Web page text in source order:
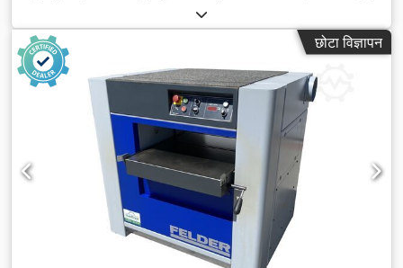
, ब्लेड की संख्या:
छोटा विज्ञापन